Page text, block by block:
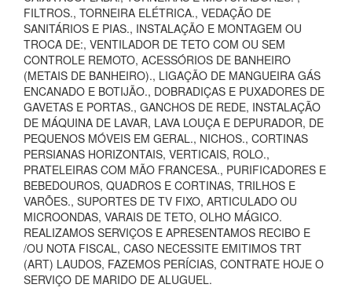
FILTROS., TORNEIRA ELÉTRICA., VEDAÇÃO DE
SANITÁRIOS E PIAS., INSTALAÇÃO E MONTAGEM OU
TROCA DE:, VENTILADOR DE TETO COM OU SEM
CONTROLE REMOTO, ACESSÓRIOS DE BANHEIRO
(METAIS DE BANHEIRO)., LIGAÇÃO DE MANGUEIRA GÁS
ENCANADO E BOTIJÃO., DOBRADIÇAS E PUXADORES DE
GAVETAS E PORTAS., GANCHOS DE REDE, INSTALAÇÃO
DE MÁQUINA DE LAVAR, LAVA LOUÇA E DEPURADOR, DE
PEQUENOS MÓVEIS EM GERAL., NICHOS., CORTINAS
PERSIANAS HORIZONTAIS, VERTICAIS, ROLO.,
PRATELEIRAS COM MÃO FRANCESA., PURIFICADORES E
BEBEDOUROS, QUADROS E CORTINAS, TRILHOS E
VARÕES., SUPORTES DE TV FIXO, ARTICULADO OU
MICROONDAS, VARAIS DE TETO, OLHO MÁGICO.
REALIZAMOS SERVIÇOS E APRESENTAMOS RECIBO E
/OU NOTA FISCAL, CASO NECESSITE EMITIMOS TRT
(ART) LAUDOS, FAZEMOS PERÍCIAS, CONTRATE HOJE O
SERVIÇO DE MARIDO DE ALUGUEL.